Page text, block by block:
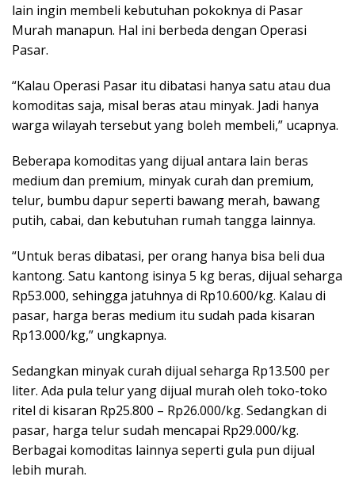
lain ingin membeli kebutuhan pokoknya di Pasar
Murah manapun. Hal ini berbeda dengan Operasi
Pasar.
“Kalau Operasi Pasar itu dibatasi hanya satu atau dua
komoditas saja, misal beras atau minyak. Jadi hanya
warga wilayah tersebut yang boleh membeli,” ucapnya.
Beberapa komoditas yang dijual antara lain beras
medium dan premium, minyak curah dan premium,
telur, bumbu dapur seperti bawang merah, bawang
putih, cabai, dan kebutuhan rumah tangga lainnya.
“Untuk beras dibatasi, per orang hanya bisa beli dua
kantong. Satu kantong isinya 5 kg beras, dijual seharga
Rp53.000, sehingga jatuhnya di Rp10.600/kg. Kalau di
pasar, harga beras medium itu sudah pada kisaran
Rp13.000/kg,” ungkapnya.
Sedangkan minyak curah dijual seharga Rp13.500 per
liter. Ada pula telur yang dijual murah oleh toko-toko
ritel di kisaran Rp25.800 – Rp26.000/kg. Sedangkan di
pasar, harga telur sudah mencapai Rp29.000/kg.
Berbagai komoditas lainnya seperti gula pun dijual
lebih murah.